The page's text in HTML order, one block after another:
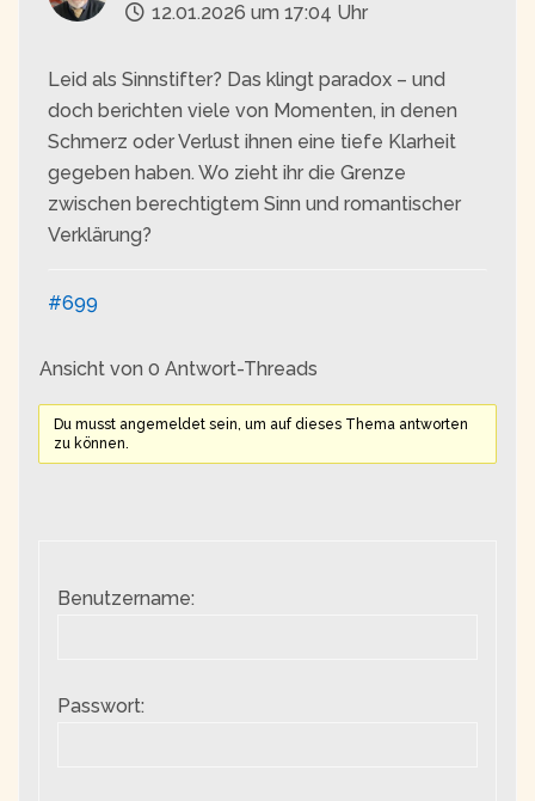
12.01.2026 um 17:04 Uhr
Leid als Sinnstifter? Das klingt paradox – und
doch berichten viele von Momenten, in denen
Schmerz oder Verlust ihnen eine tiefe Klarheit
gegeben haben. Wo zieht ihr die Grenze
zwischen berechtigtem Sinn und romantischer
Verklärung?
#699
Ansicht von 0 Antwort-Threads
Du musst angemeldet sein, um auf dieses Thema antworten
zu können.
Benutzername:
Passwort: